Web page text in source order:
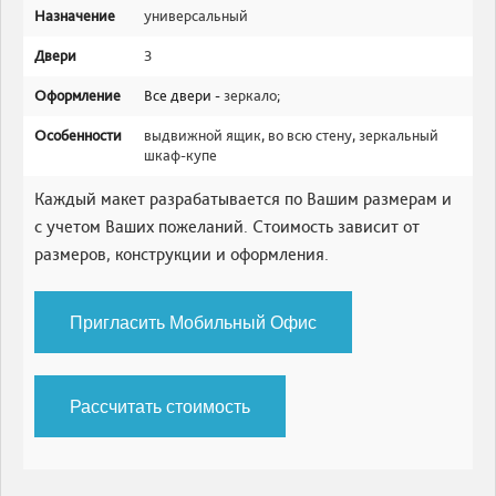
Назначение универсальный
Двери 3
Оформление Все двери -зеркало;
Особенности выдвижной ящик, во всю стену,зеркальный
шкаф-купе
Каждый макет разрабатывается по Вашим размерам и
с учетом Ваших пожеланий. Стоимость зависит от
размеров, конструкции и оформления.
Пригласить Мобильный Офис
Рассчитать стоимость